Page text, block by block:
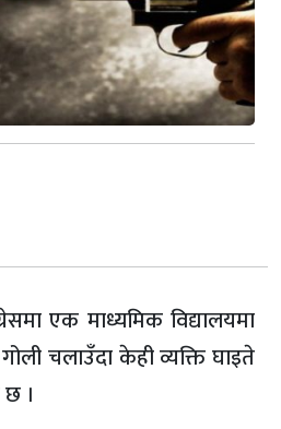
एक माध्यमिक विद्यालयमा
चलाउँदा केही व्यक्ति घाइते
।